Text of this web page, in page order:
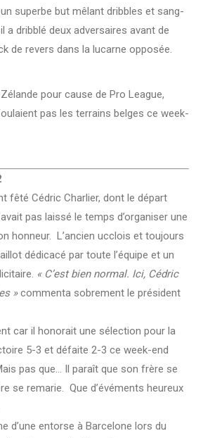
superbe but mêlant dribbles et sang-
a dribblé deux adversaires avant de
de revers dans la lucarne opposée.
pour cause de Pro League,
pas les terrains belges ce week-
fêté Cédric Charlier, dont le départ
pas laissé le temps d’organiser une
honneur. L’ancien ucclois et toujours
dédicacé par toute l’équipe et un
« C’est bien normal. Ici, Cédric
»commenta sobrement le président
car il honorait une sélection pour la
5-3 et défaite 2-3 ce week-end
pas que… Il paraît que son frère se
se remarie. Que d’évéments heureux
d’une entorse à Barcelone lors du